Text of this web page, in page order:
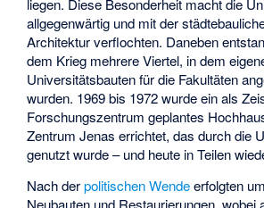
liegen. Diese Besonderheit macht die
allgegenwärtig und mit der
Architektur verflochten. Daneben
dem Krieg mehrere Viertel, in dem
Universitätsbauten für die Fakultäten
wurden. 1969 bis 1972 wurde ein als
Forschungszentrum geplantes
Zentrum Jenas errichtet, das durch die
genutzt wurde – und heute in Teilen
Nach derpolitischen Wendeerfolgten
Neubauten und Restaurierungen, wobei